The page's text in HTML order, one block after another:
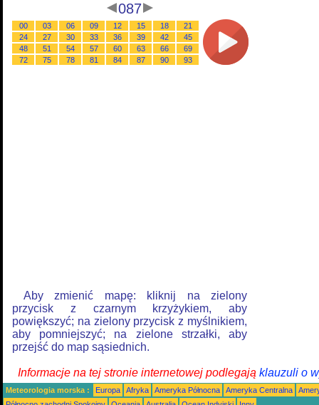
087
00 03 06 09 12 15 18
21
24
27 30 33 36 39 42
45
48
51 54 57 60 63 66
69
72
75 78 81 84 87 90 93
Aby zmienić mapę: kliknij na zielony
przycisk z czarnym krzyżykiem, aby
powiększyć; na zielony przycisk z myślnikiem,
aby pomniejszyć; na zielone strzałki, aby
przejść do map sąsiednich.
Informacje na tej stronie internetowej podlegają klauzuli o
Meteorologia morska : Europa Afryka Ameryka Północna Ameryka Centralna